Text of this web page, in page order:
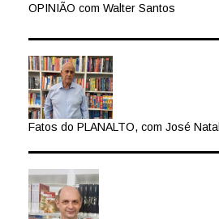
OPINIÃO com Walter Santos
Fatos do PLANALTO, com José Natal